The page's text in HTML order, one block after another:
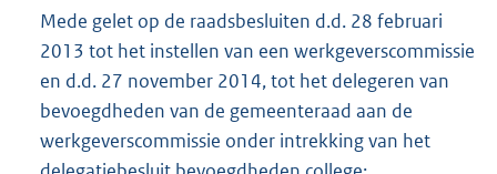
Mede gelet op de raadsbesluiten d.d. 28 februari
2013 tot het instellen van een werkgeverscommissie
en d.d. 27 november 2014, tot het delegeren van
bevoegdheden van de gemeenteraad aan de
werkgeverscommissie onder intrekking van het